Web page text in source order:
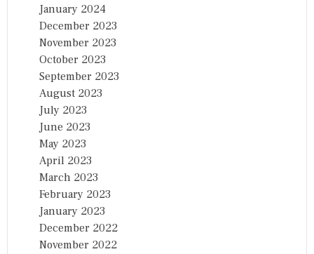
January 2024
December 2023
November 2023
October 2023
September 2023
August 2023
July 2023
June 2023
May 2023
April 2023
March 2023
February 2023
January 2023
December 2022
November 2022